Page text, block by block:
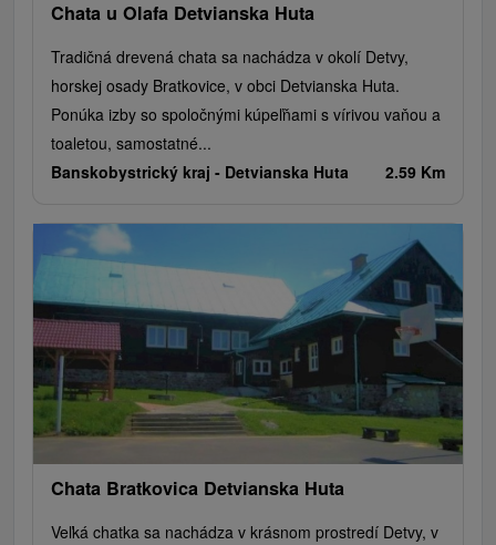
Chata u Olafa Detvianska Huta
Tradičná drevená chata sa nachádza v okolí Detvy,
horskej osady Bratkovice, v obci Detvianska Huta.
Ponúka izby so spoločnými kúpeľňami s vírivou vaňou a
toaletou, samostatné...
Banskobystrický kraj - Detvianska Huta 2.59 Km
Chata Bratkovica Detvianska Huta
Veľká chatka sa nachádza v krásnom prostredí Detvy, v